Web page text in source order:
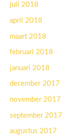
juli 2018
april 2018
maart 2018
februari 2018
januari 2018
december 2017
november 2017
september 2017
augustus 2017